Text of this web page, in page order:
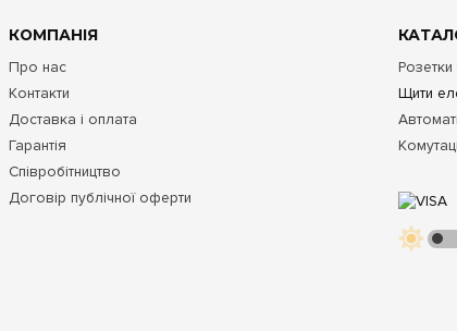
КОМПАНІЯ
Про нас
Контакти
Доставка і оплата
Гарантія
Співробітництво
Договір публічної оферти
Розетки
Щити